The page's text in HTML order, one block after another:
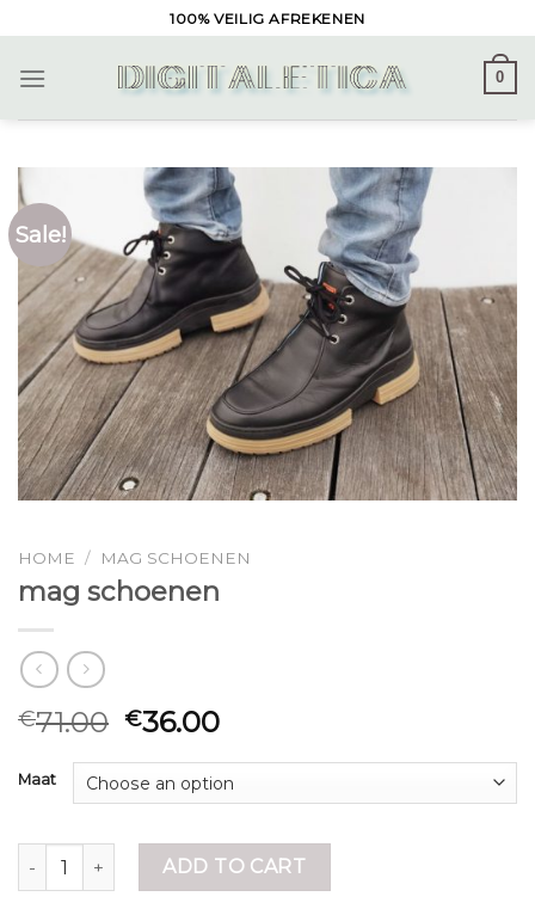
to
content
100% VEILIG AFREKENEN
0
Sale!
HOME / MAG SCHOENEN
mag schoenen
€71.00 €36.00
Maat
mag schoenen quantityADD TO CART